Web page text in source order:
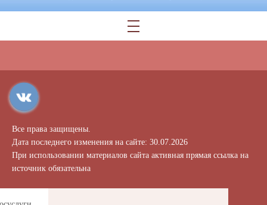
Все права защищены.
Дата последнего изменения на сайте: 30.07.2026
При использовании материалов сайта активная прямая ссылка на
источник обязательна